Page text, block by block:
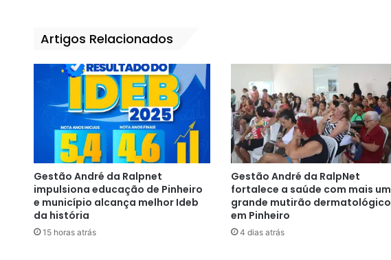
Artigos Relacionados
Gestão André da Ralpnet
impulsiona educação de Pinheiro
e município alcança melhor Ideb
da história
15 horas atrás
Gestão André da RalpNet
fortalece a saúde com mais um
grande mutirão dermatológico
em Pinheiro
4 dias atrás